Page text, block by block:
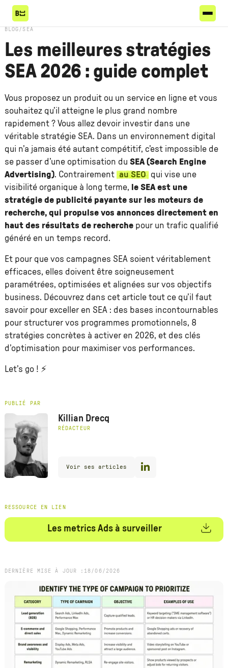
PUBLIÉ PAR
Killian Drecq
RÉDACTEUR
Voir ses articles
BLOG / SEA
Les meilleures stratégies
SEA 2026 : guide complet
Vous proposez un produit ou un service en ligne et vous
souhaitez qu’il atteigne le plus grand nombre
rapidement ? Vous allez devoir investir dans une
véritable stratégie SEA. Dans un environnement digital
qui n’a jamais été autant compétitif, c’est impossible de
se passer d’une optimisation du SEA (Search Engine
Advertising). Contrairement au SEO qui vise une
visibilité organique à long terme, le SEA est une
stratégie de publicité payante sur les moteurs de
recherche, qui propulse vos annonces directement en
haut des résultats de recherchepour un trafic qualifié
généré en un temps record.
Et pour que vos campagnes SEA soient véritablement
efficaces, elles doivent être soigneusement
paramétrées, optimisées et alignées sur vos objectifs
business. Découvrez dans cet article tout ce qu’il faut
savoir pour exceller en SEA : des bases incontournables
pour structurer vos programmes promotionnels, 8
stratégies concrètes à activer en 2026, et des clés
d’optimisation pour maximiser vos performances.
Let’s go ! ⚡
RESSOURCE EN LIEN
Les metrics Ads à surveiller
DERNIÈRE MISE À JOUR : 18/06/ 2026